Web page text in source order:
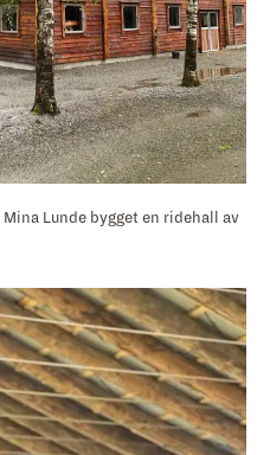
Lunde bygget en ridehall av